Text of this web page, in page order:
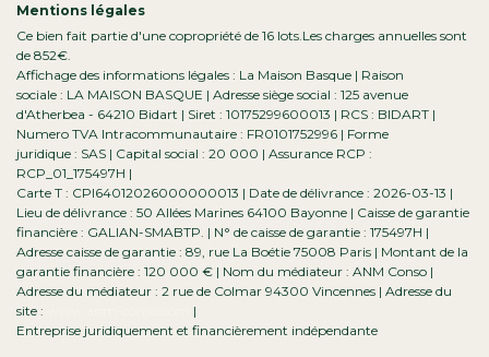
Mentions légales
Ce bien fait partie d'une copropriété de 16 lots.Les charges annuelles sont
de 852€.
Affichage des informations légales : La Maison Basque | Raison
sociale : LA MAISON BASQUE | Adresse siège social : 125 avenue
d'Atherbea - 64210 Bidart | Siret : 10175299600013 | RCS : BIDART |
Numero TVA Intracommunautaire : FR0101752996 | Forme
juridique : SAS | Capital social : 20 000 | Assurance RCP :
RCP_01_175497H |
Carte T : CPI64012026000000013 | Date de délivrance : 2026-03-13 |
Lieu de délivrance : 50 Allées Marines 64100 Bayonne | Caisse de garantie
financière : GALIAN-SMABTP. | N° de caisse de garantie : 175497H |
Adresse caisse de garantie : 89, rue La Boétie 75008 Paris | Montant de la
garantie financière : 120 000 € | Nom du médiateur : ANM Conso |
Adresse du médiateur : 2 rue de Colmar 94300 Vincennes | Adresse du
site :
|
Entreprise juridiquement et financièrement indépendante